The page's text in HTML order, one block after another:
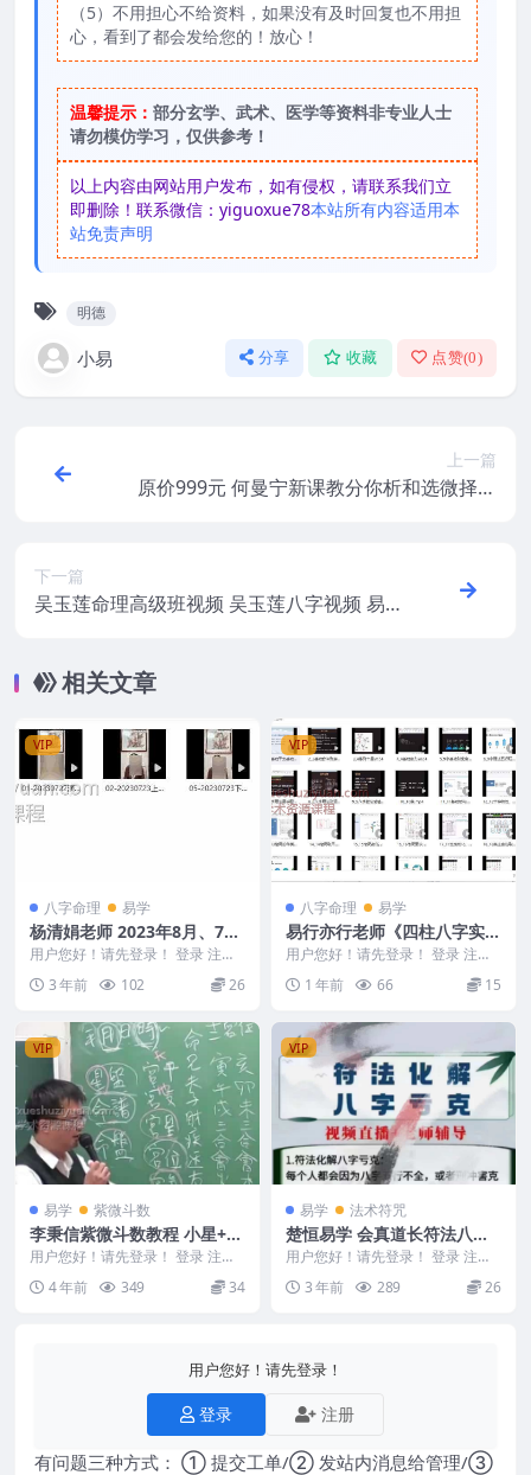
（5）不用担心不给资料，如果没有及时回复也不用担
心，看到了都会发给您的！放心！
温馨提示： 部分玄学、武术、医学等资料非专业人士
请勿模仿学习，仅供参考！
以上内容由网站用户发布，如有侵权，请联系我们立
即删除！联系微信：yiguoxue78本站所有内容适用本
站免责声明
明德
小易 分享 收藏 点赞(0)
上一篇
原价999元 何曼宁新课教分你析和选微择信
下一篇
吴玉莲命理高级班视频 吴玉莲八字视频 易
相关文章
VIP
八字命理 易学
杨清娟老师 2023年8月、7月
游学视频、音频合集24集36
个小时
用户您好！请先登录！ 登录 注册
杨清娟老师 2023年8月、7月游学
视频、音频...
3 年前 102 26
VIP
八字命理 易学
易行亦行老师《四柱八字实战
职业班（子平+滴天髓+盲
派）》教学视频39集Y
用户您好！请先登录！ 登录 注册
易行亦行老师《四柱八字实战职业
班（子平+滴天髓...
1 年前 66 15
VIP
易学 紫微斗数
李秉信紫微斗数教程 小星+主
星进阶视频班课程2部25G
用户您好！请先登录！ 登录 注册
Y2306-225-2秉信紫微斗数小星
+主星进...
4 年前 349 34
VIP
易学 法术符咒
楚恒易学 会真道长符法八字
化解 ☯️符法化解 八字亏克
视频+讲义
用户您好！请先登录！ 登录 注册
☯️符法化解 八字亏克 会真老师授
课 法术符咒...
3 年前 289 26
用户您好！请先登录！
登录 注册
有问题三种方式： ① 提交工单/② 发站内消息给管理/③